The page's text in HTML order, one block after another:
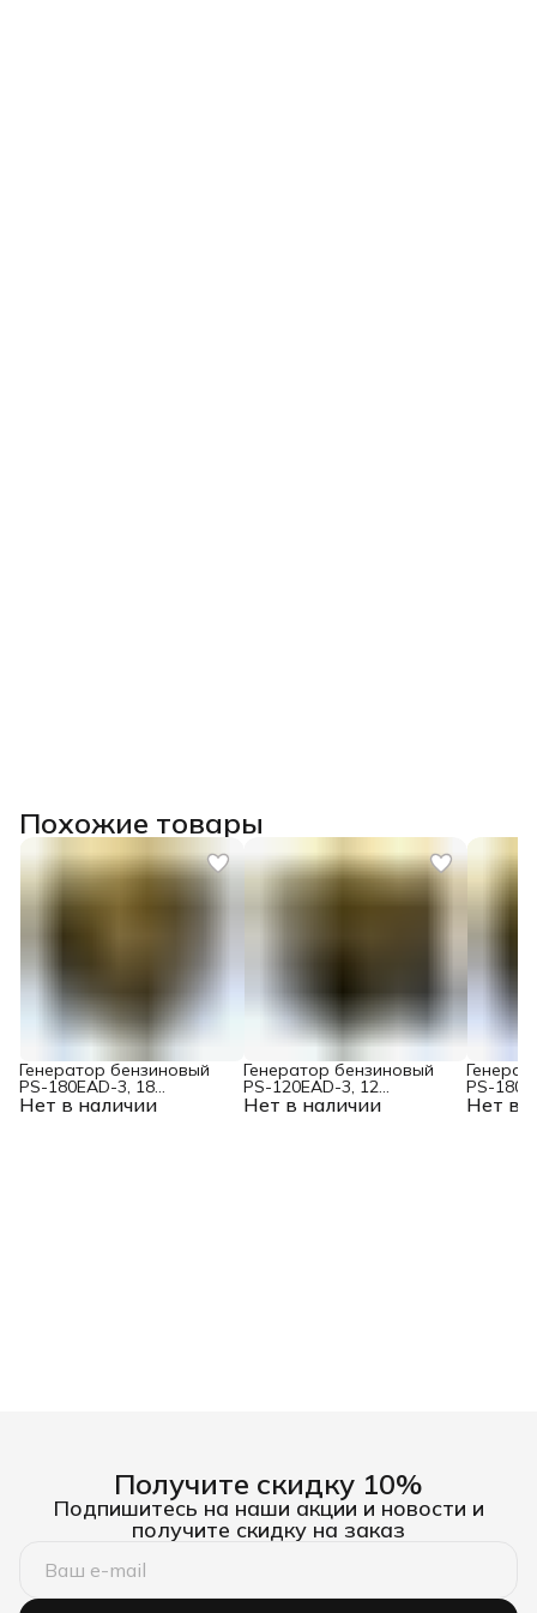
Похожие товары
Нет в наличии
Генератор бензиновый
PS-180EAD-3, 18
кВт,230/400 В, 65л, Нет в наличии
Генератор бензиновый
PS-120EAD-3, 12
кВт,230/400 В, 40л, Нет в
PS-
65л,
Получите скидку 10%
Подпишитесь на наши акции и новости и
получите скидку на заказ